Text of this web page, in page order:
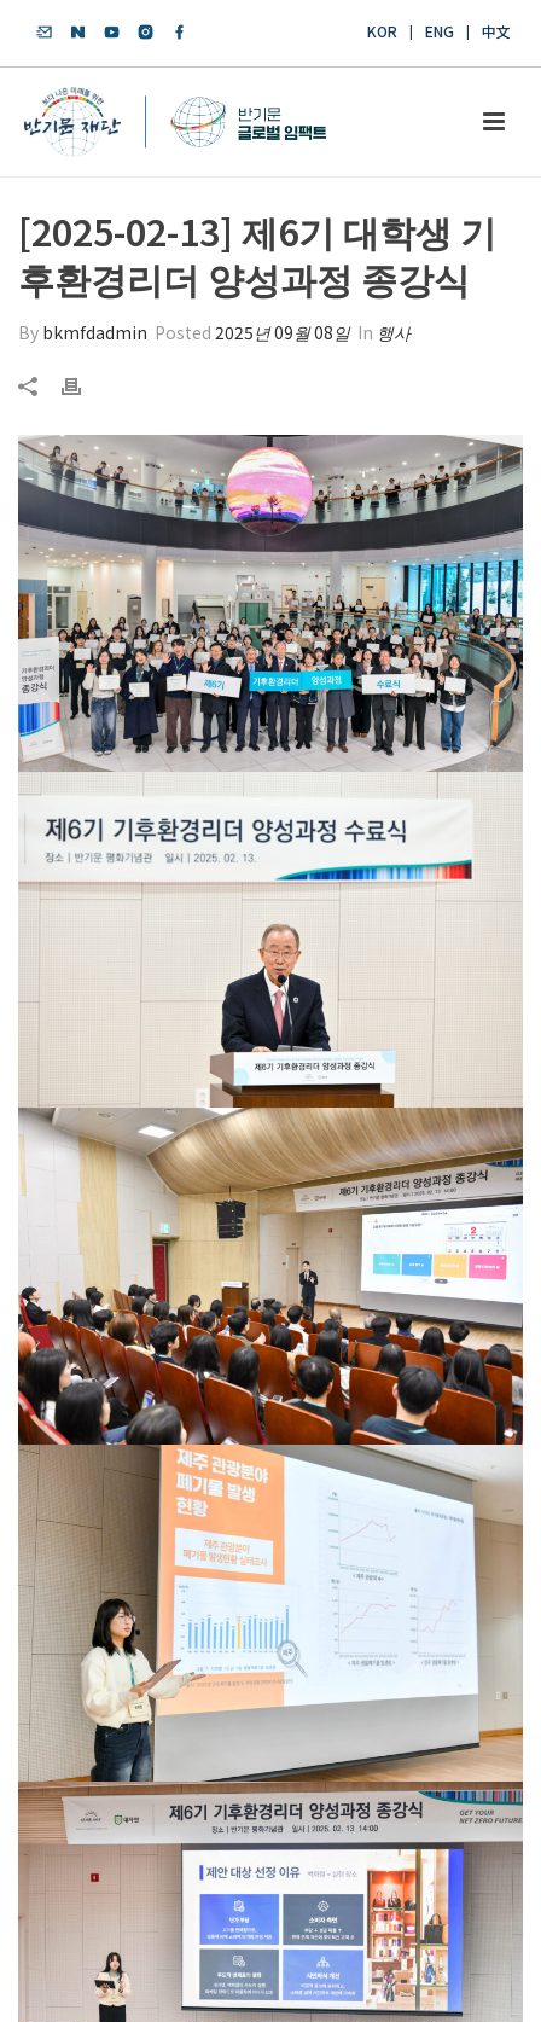
KOR ENG 中文
[2025-02-13] 제6기 대학생 기
후환경리더 양성과정 종강식
By bkmfdadmin Posted 2025년 09월 08일 In 행사